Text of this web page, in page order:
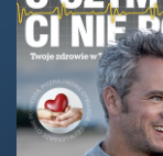
towarzyszącym...